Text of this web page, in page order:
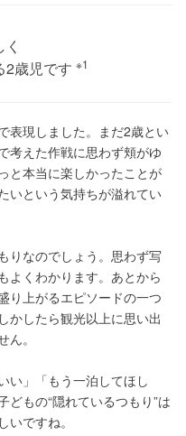
2歳児です ※1
表現しました。まだ2歳とい
考えた作戦に思わず頬がゆ
と本当に楽しかったことが
いという気持ちが溢れてい
りなのでしょう。思わず写
よくわかります。あとから
り上がるエピソードの一つ
かしたら観光以上に思い出
。
い」「もう一泊してほし
どもの“隠れているつもり”は
ですね。